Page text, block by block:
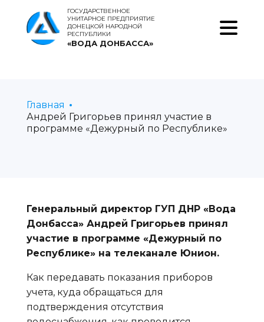
ГОСУДАРСТВЕННОЕ
УНИТАРНОЕ ПРЕДПРИЯТИЕ
ДОНЕЦКОЙ НАРОДНОЙ
РЕСПУБЛИКИ
«ВОДА ДОНБАССА»
Главная
Андрей Григорьев принял участие в
программе «Дежурный по Республике»
Генеральный директор ГУП ДНР «Вода
Донбасса» Андрей Григорьев принял
участие в программе «Дежурный по
Республике» на телеканале Юнион.
Как передавать показания приборов
учета, куда обращаться для
подтверждения отсутствия